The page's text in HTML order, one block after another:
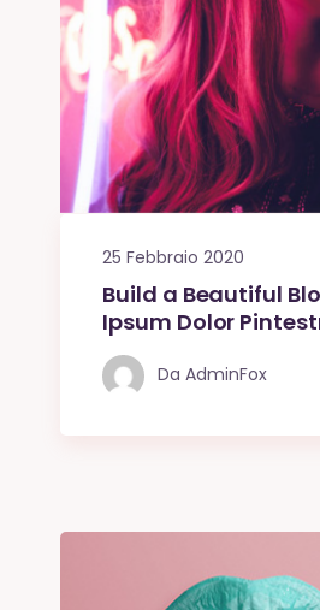
25 Febbraio 2020
Build a Beautiful
Ipsum Dolor
Da AdminFox